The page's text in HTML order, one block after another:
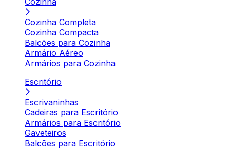
Cozinha Completa
Cozinha Compacta
Balcões para Cozinha
Armário Aéreo
Armários para Cozinha
Escritório
Escrivaninhas
Cadeiras para Escritório
Armários para Escritório
Gaveteiros
Balcões para Escritório